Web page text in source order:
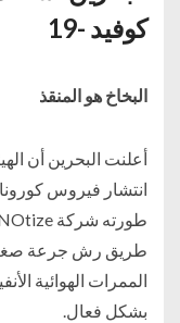
كوفيد -19
البخاخ هو المنقذ
أعلنت البحرين أن
طريق رش جرعة
الممرات الهوائية
بشكل فعال.